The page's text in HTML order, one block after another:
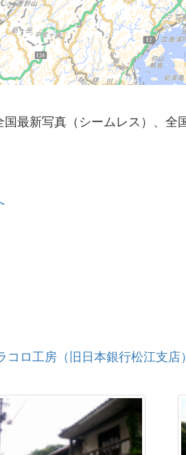
国最新写真（シームレス）、全
コロ工房（旧日本銀行松江支店